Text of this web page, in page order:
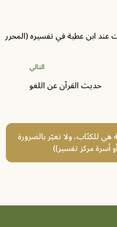
عند ابن عطية في تفسيره (المحرر
التالي
حديث القرآن عن اللغو
للكتّاب، ولا تعبّر بالضرورة
مركز تفسير))